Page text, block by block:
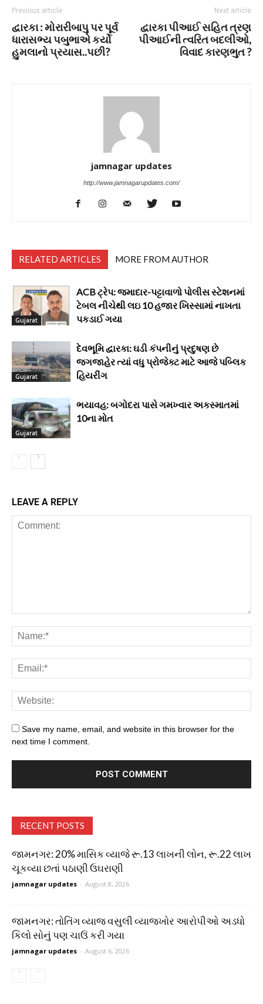
Previous article
દ્વારકા : મોરારીબાપુ પર પૂર્વ
ધારાસભ્ય પબુભાએ કર્યો
હુમલાનો પ્રયાસ..પછી?
Next article
દ્વારકા પીઆઈ સહિત ત્રણ
પીઆઈની ત્વરિત બદલીઓ,
વિવાદ કારણભુત ?
jamnagar updates
http://www.jamnagarupdates.com/
RELATED ARTICLES MORE FROM AUTHOR
Gujarat
ACB ટ્રેપ: જમાદાર-પટ્ટાવાળો પોલીસ સ્ટેશનમાં
ટેબલ નીચેથી લઇ 10 હજાર ખિસ્સામાં નાખતા
પકડાઈ ગયા
Gujarat
દેવભૂમિ દ્વારકા: ઘડી કંપનીનું પ્રદુષણ છે
જગજાહેર ત્યાં વધુ પ્રોજેક્ટ માટે આજે પબ્લિક
હિયરીંગ
Gujarat
ભયાવહ: બગોદરા પાસે ગમખ્વાર અકસ્માતમાં
10ના મોત
LEAVE A REPLY
Save my name, email, and website in this browser for the
next time I comment.
RECENT POSTS
જામનગર: 20% માસિક વ્યાજે રૂ.13 લાખની લોન, રૂ.22 લાખ
ચૂકવ્યા છતાં પઠાણી ઉઘરાણી
jamnagar updates - August 8, 2026
જામનગર: તોતિંગ વ્યાજ વસુલી વ્યાજખોર આરોપીઓ અડધો
કિલો સોનું પણ ચાઉં કરી ગયા
jamnagar updates - August 6, 2026